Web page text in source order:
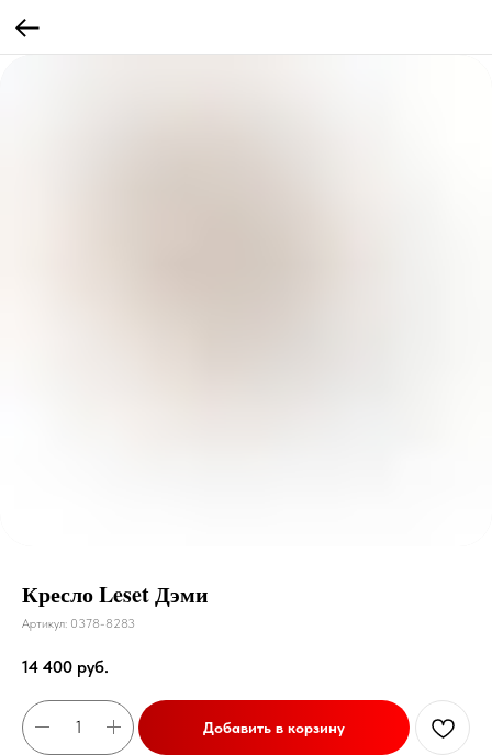
Кресло Leset Дэми
Артикул: 0378-8283
14 400 руб.
Добавить в корзину